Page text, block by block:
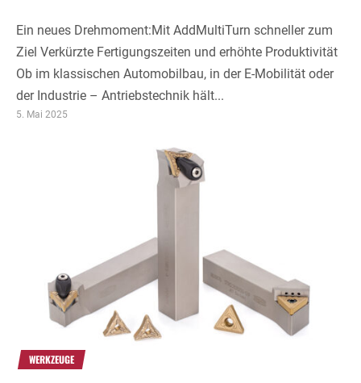
Ein neues Drehmoment:Mit AddMultiTurn schneller zum
Ziel Verkürzte Fertigungszeiten und erhöhte Produktivität
Ob im klassischen Automobilbau, in der E-Mobilität oder
der Industrie – Antriebstechnik hält...
5. Mai 2025
WERKZEUGE